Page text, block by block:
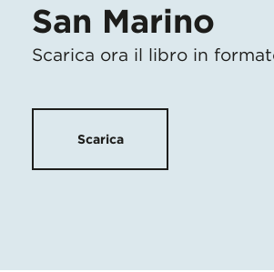
San Marino
Scarica ora il libro in
Scarica